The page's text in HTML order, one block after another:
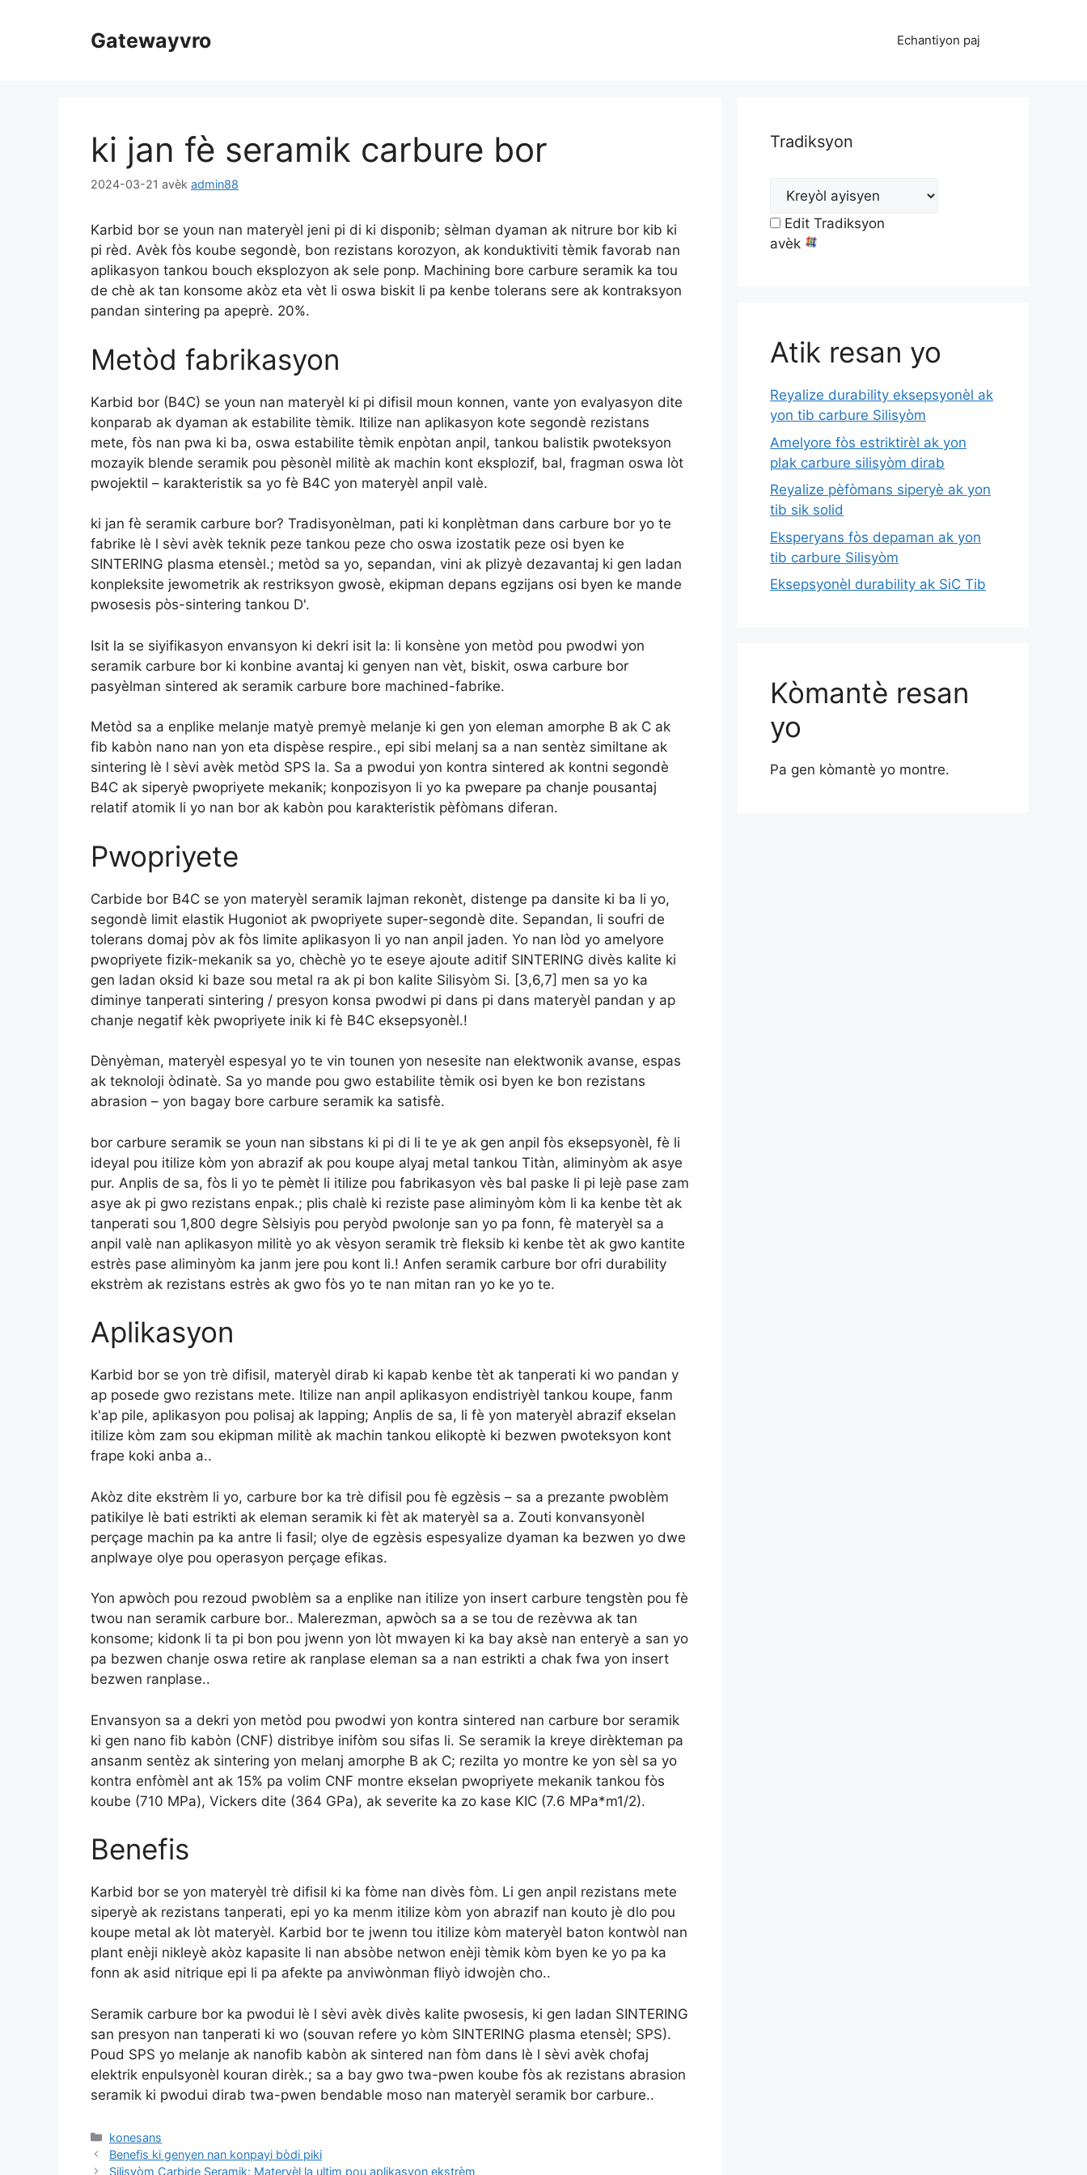
Gatewayvro Echantiyon paj
ki jan fè seramik carbure bor
2024-03-21 avèk admin88
Karbid bor se youn nan materyèl jeni pi di ki disponib; sèlman dyaman ak nitrure bor kib ki
pi rèd. Avèk fòs koube segondè, bon rezistans korozyon, ak konduktiviti tèmik favorab nan
aplikasyon tankou bouch eksplozyon ak sele ponp. Machining bore carbure seramik ka tou
de chè ak tan konsome akòz eta vèt li oswa biskit li pa kenbe tolerans sere ak kontraksyon
pandan sintering pa apeprè. 20%.
Metòd fabrikasyon
Karbid bor (B4C) se youn nan materyèl ki pi difisil moun konnen, vante yon evalyasyon dite
konparab ak dyaman ak estabilite tèmik. Itilize nan aplikasyon kote segondè rezistans
mete, fòs nan pwa ki ba, oswa estabilite tèmik enpòtan anpil, tankou balistik pwoteksyon
mozayik blende seramik pou pèsonèl militè ak machin kont eksplozif, bal, fragman oswa lòt
pwojektil – karakteristik sa yo fè B4C yon materyèl anpil valè.
ki jan fè seramik carbure bor? Tradisyonèlman, pati ki konplètman dans carbure bor yo te
fabrike lè l sèvi avèk teknik peze tankou peze cho oswa izostatik peze osi byen ke
SINTERING plasma etensèl.; metòd sa yo, sepandan, vini ak plizyè dezavantaj ki gen ladan
konpleksite jewometrik ak restriksyon gwosè, ekipman depans egzijans osi byen ke mande
pwosesis pòs-sintering tankou D'.
Isit la se siyifikasyon envansyon ki dekri isit la: li konsène yon metòd pou pwodwi yon
seramik carbure bor ki konbine avantaj ki genyen nan vèt, biskit, oswa carbure bor
pasyèlman sintered ak seramik carbure bore machined-fabrike.
Metòd sa a enplike melanje matyè premyè melanje ki gen yon eleman amorphe B ak C ak
fib kabòn nano nan yon eta dispèse respire., epi sibi melanj sa a nan sentèz similtane ak
sintering lè l sèvi avèk metòd SPS la. Sa a pwodui yon kontra sintered ak kontni segondè
B4C ak siperyè pwopriyete mekanik; konpozisyon li yo ka pwepare pa chanje pousantaj
relatif atomik li yo nan bor ak kabòn pou karakteristik pèfòmans diferan.
Pwopriyete
Carbide bor B4C se yon materyèl seramik lajman rekonèt, distenge pa dansite ki ba li yo,
segondè limit elastik Hugoniot ak pwopriyete super-segondè dite. Sepandan, li soufri de
tolerans domaj pòv ak fòs limite aplikasyon li yo nan anpil jaden. Yo nan lòd yo amelyore
pwopriyete fizik-mekanik sa yo, chèchè yo te eseye ajoute aditif SINTERING divès kalite ki
gen ladan oksid ki baze sou metal ra ak pi bon kalite Silisyòm Si. [3,6,7] men sa yo ka
diminye tanperati sintering / presyon konsa pwodwi pi dans pi dans materyèl pandan y ap
chanje negatif kèk pwopriyete inik ki fè B4C eksepsyonèl.!
Dènyèman, materyèl espesyal yo te vin tounen yon nesesite nan elektwonik avanse, espas
ak teknoloji òdinatè. Sa yo mande pou gwo estabilite tèmik osi byen ke bon rezistans
abrasion – yon bagay bore carbure seramik ka satisfè.
bor carbure seramik se youn nan sibstans ki pi di li te ye ak gen anpil fòs eksepsyonèl, fè li
ideyal pou itilize kòm yon abrazif ak pou koupe alyaj metal tankou Titàn, aliminyòm ak asye
pur. Anplis de sa, fòs li yo te pèmèt li itilize pou fabrikasyon vès bal paske li pi lejè pase zam
asye ak pi gwo rezistans enpak.; plis chalè ki reziste pase aliminyòm kòm li ka kenbe tèt ak
tanperati sou 1,800 degre Sèlsiyis pou peryòd pwolonje san yo pa fonn, fè materyèl sa a
anpil valè nan aplikasyon militè yo ak vèsyon seramik trè fleksib ki kenbe tèt ak gwo kantite
estrès pase aliminyòm ka janm jere pou kont li.! Anfen seramik carbure bor ofri durability
ekstrèm ak rezistans estrès ak gwo fòs yo te nan mitan ran yo ke yo te.
Aplikasyon
Karbid bor se yon trè difisil, materyèl dirab ki kapab kenbe tèt ak tanperati ki wo pandan y
ap posede gwo rezistans mete. Itilize nan anpil aplikasyon endistriyèl tankou koupe, fanm
k'ap pile, aplikasyon pou polisaj ak lapping; Anplis de sa, li fè yon materyèl abrazif ekselan
itilize kòm zam sou ekipman militè ak machin tankou elikoptè ki bezwen pwoteksyon kont
frape koki anba a..
Akòz dite ekstrèm li yo, carbure bor ka trè difisil pou fè egzèsis – sa a prezante pwoblèm
patikilye lè bati estrikti ak eleman seramik ki fèt ak materyèl sa a. Zouti konvansyonèl
perçage machin pa ka antre li fasil; olye de egzèsis espesyalize dyaman ka bezwen yo dwe
anplwaye olye pou operasyon perçage efikas.
Yon apwòch pou rezoud pwoblèm sa a enplike nan itilize yon insert carbure tengstèn pou fè
twou nan seramik carbure bor.. Malerezman, apwòch sa a se tou de rezèvwa ak tan
konsome; kidonk li ta pi bon pou jwenn yon lòt mwayen ki ka bay aksè nan enteryè a san yo
pa bezwen chanje oswa retire ak ranplase eleman sa a nan estrikti a chak fwa yon insert
bezwen ranplase..
Envansyon sa a dekri yon metòd pou pwodwi yon kontra sintered nan carbure bor seramik
ki gen nano fib kabòn (CNF) distribye inifòm sou sifas li. Se seramik la kreye dirèkteman pa
ansanm sentèz ak sintering yon melanj amorphe B ak C; rezilta yo montre ke yon sèl sa yo
kontra enfòmèl ant ak 15% pa volim CNF montre ekselan pwopriyete mekanik tankou fòs
koube (710 MPa), Vickers dite (364 GPa), ak severite ka zo kase KIC (7.6 MPa*m1/2).
Benefis
Karbid bor se yon materyèl trè difisil ki ka fòme nan divès fòm. Li gen anpil rezistans mete
siperyè ak rezistans tanperati, epi yo ka menm itilize kòm yon abrazif nan kouto jè dlo pou
koupe metal ak lòt materyèl. Karbid bor te jwenn tou itilize kòm materyèl baton kontwòl nan
plant enèji nikleyè akòz kapasite li nan absòbe netwon enèji tèmik kòm byen ke yo pa ka
fonn ak asid nitrique epi li pa afekte pa anviwònman fliyò idwojèn cho..
Seramik carbure bor ka pwodui lè l sèvi avèk divès kalite pwosesis, ki gen ladan SINTERING
san presyon nan tanperati ki wo (souvan refere yo kòm SINTERING plasma etensèl; SPS).
Poud SPS yo melanje ak nanofib kabòn ak sintered nan fòm dans lè l sèvi avèk chofaj
elektrik enpulsyonèl kouran dirèk.; sa a bay gwo twa-pwen koube fòs ak rezistans abrasion
seramik ki pwodui dirab twa-pwen bendable moso nan materyèl seramik bor carbure..
Kategori
konesans
Benefis ki genyen nan konpayi bòdi piki
Silisyòm Carbide Seramik: Materyèl la ultim pou aplikasyon ekstrèm
Tradiksyon
Edit Tradiksyon
avèk
Atik resan yo
Reyalize durability eksepsyonèl ak
yon tib carbure Silisyòm
Amelyore fòs estriktirèl ak yon
plak carbure silisyòm dirab
Reyalize pèfòmans siperyè ak yon
tib sik solid
Eksperyans fòs depaman ak yon
tib carbure Silisyòm
Eksepsyonèl durability ak SiC Tib
Kòmantè resan
yo
Pa gen kòmantè yo montre.